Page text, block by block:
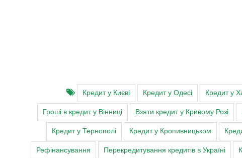
Кредит у Києві Кредит у Одесі Кредит у
Гроші в кредит у Вінниці Взяти кредит у Кривому Розі
Кредит у Тернополі Кредит у Кропивницьком
Рефінансування Перекредитування кредитів в Україні